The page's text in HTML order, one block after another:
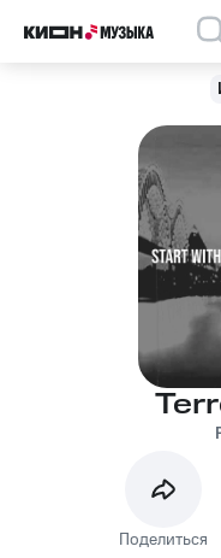
Поделиться